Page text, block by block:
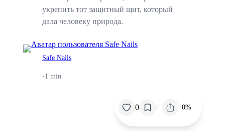
укрепить тот защитный щит, который
дала человеку природа.
Safe Nails
· 1 min
0 / 0%